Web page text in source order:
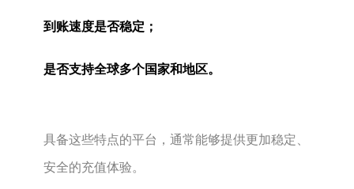
到账速度是否稳定；
是否支持全球多个国家和地区。
具备这些特点的平台，通常能够提供更加稳定、
安全的充值体验。